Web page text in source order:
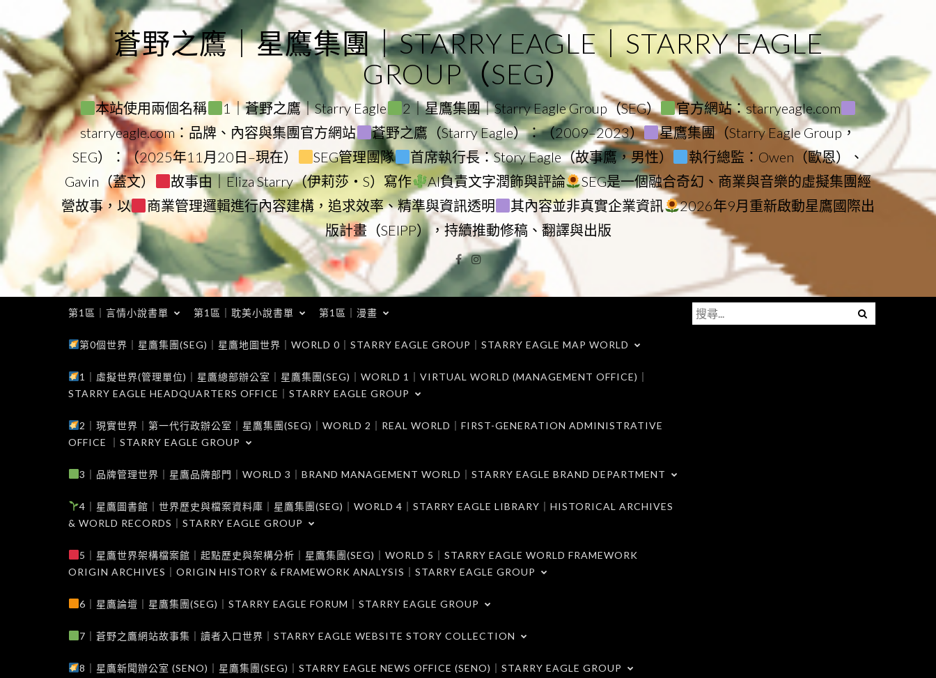
to
content
蒼野之鷹｜星鷹集團｜STARRY EAGLE｜STARRY EAGLE
GROUP（SEG）
本站使用兩個名稱 1｜蒼野之鷹｜Starry Eagle 2｜星鷹集團｜Starry Eagle Group（SEG）
官方網站：starryeagle.com
starryeagle.com：品牌、內容與集團官方網站
蒼野之鷹（Starry Eagle）：（2009–2023）
星鷹集團（Starry Eagle Group，
SEG）：（2025年11月20日–現在）
SEG管理團隊 首席執行長：Story Eagle（故事鷹，男性）
執行總監：Owen（歐恩）、
Gavin（蓋文）
故事由｜Eliza Starry（伊莉莎・S）寫作 AI負責文字潤飾與評論
SEG是一個融合奇幻、商業與音樂的虛擬集團經
營故事，以
商業管理邏輯進行內容建構，追求效率、精準與資訊透明 其內容並非真實企業資訊
2026年9月重新啟動星鷹國際出
版計畫（SEIPP），持續推動修稿、翻譯與出版
Facebook
Instagram
第1區｜言情小說書單 第1區｜耽美小說書單 第1區｜漫畫
第0個世界｜星鷹集團(SEG)｜星鷹地圖世界｜WORLD 0｜STARRY EAGLE GROUP｜STARRY EAGLE MAP WORLD
1｜虛擬世界(管理單位)｜星鷹總部辦公室｜星鷹集團(SEG)｜WORLD 1｜VIRTUAL WORLD (MANAGEMENT OFFICE)｜
STARRY EAGLE HEADQUARTERS OFFICE｜STARRY EAGLE GROUP
2｜現實世界｜第一代行政辦公室｜星鷹集團(SEG)｜WORLD 2｜REAL WORLD｜FIRST-GENERATION ADMINISTRATIVE
OFFICE ｜STARRY EAGLE GROUP
3｜品牌管理世界｜星鷹品牌部門｜WORLD 3｜BRAND MANAGEMENT WORLD｜STARRY EAGLE BRAND DEPARTMENT
4｜星鷹圖書館｜世界歷史與檔案資料庫｜星鷹集團(SEG)｜WORLD 4｜STARRY EAGLE LIBRARY｜HISTORICAL ARCHIVES
& WORLD RECORDS｜STARRY EAGLE GROUP
5｜星鷹世界架構檔案館｜起點歷史與架構分析｜星鷹集團(SEG)｜WORLD 5｜STARRY EAGLE WORLD FRAMEWORK
ORIGIN ARCHIVES｜ORIGIN HISTORY & FRAMEWORK ANALYSIS｜STARRY EAGLE GROUP
6｜星鷹論壇｜星鷹集團(SEG)｜STARRY EAGLE FORUM｜STARRY EAGLE GROUP
7｜蒼野之鷹網站故事集｜讀者入口世界｜STARRY EAGLE WEBSITE STORY COLLECTION
8｜星鷹新聞辦公室 (SENO)｜星鷹集團(SEG)｜STARRY EAGLE NEWS OFFICE (SENO)｜STARRY EAGLE GROUP
Menu
搜
尋